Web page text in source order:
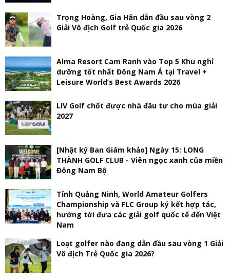
Trọng Hoàng, Gia Hân dẫn đầu sau vòng 2
Giải Vô địch Golf trẻ Quốc gia 2026
Alma Resort Cam Ranh vào Top 5 Khu nghỉ
dưỡng tốt nhất Đông Nam Á tại Travel +
Leisure World’s Best Awards 2026
LIV Golf chốt được nhà đầu tư cho mùa giải
2027
[Nhật ký Ban Giám khảo] Ngày 15: LONG
THÀNH GOLF CLUB - Viên ngọc xanh của miền
Đông Nam Bộ
Tỉnh Quảng Ninh, World Amateur Golfers
Championship và FLC Group ký kết hợp tác,
hướng tới đưa các giải golf quốc tế đến Việt
Nam
Loạt golfer nào đang dẫn đầu sau vòng 1 Giải
Vô địch Trẻ Quốc gia 2026?